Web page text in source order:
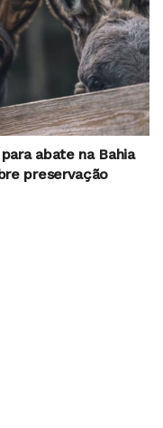
abate na Bahia
preservação